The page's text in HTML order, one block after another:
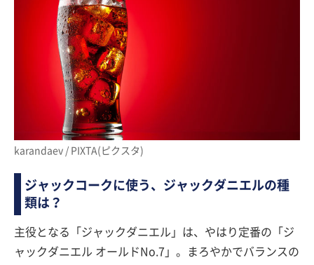
karandaev / PIXTA(ピクスタ)
ジャックコークに使う、ジャックダニエルの種
類は？
主役となる「ジャックダニエル」は、やはり定番の「ジ
ャックダニエル オールドNo.7」。まろやかでバランスの